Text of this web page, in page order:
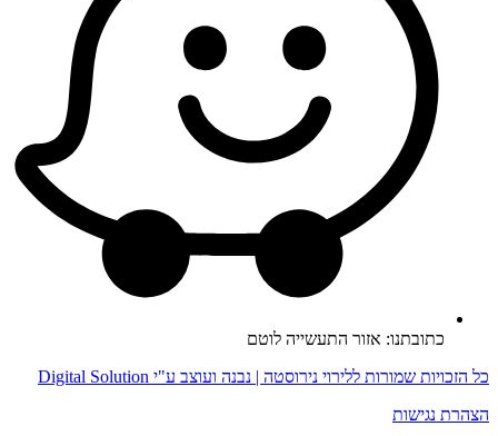
כתובתנו: אזור התעשייה לוטם
כל הזכויות שמורות ללירוי נירוסטה | נבנה ועוצב ע"י Digital Solution
הצהרת נגישות